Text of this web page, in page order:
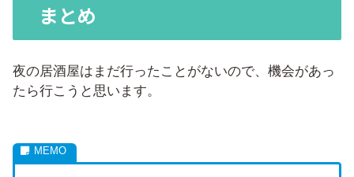
まとめ
夜の居酒屋はまだ行ったことがないので、機会があっ
たら行こうと思います。